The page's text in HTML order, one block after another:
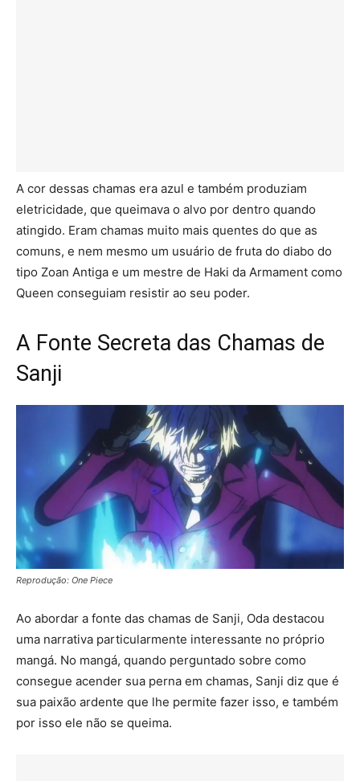
A cor dessas chamas era azul e também produziam
eletricidade, que queimava o alvo por dentro quando
atingido. Eram chamas muito mais quentes do que as
comuns, e nem mesmo um usuário de fruta do diabo do
tipo Zoan Antiga e um mestre de Haki da Armament como
Queen conseguiam resistir ao seu poder.
A Fonte Secreta das Chamas de
Sanji
Reprodução: One Piece
Ao abordar a fonte das chamas de Sanji, Oda destacou
uma narrativa particularmente interessante no próprio
mangá. No mangá, quando perguntado sobre como
consegue acender sua perna em chamas, Sanji diz que é
sua paixão ardente que lhe permite fazer isso, e também
por isso ele não se queima.